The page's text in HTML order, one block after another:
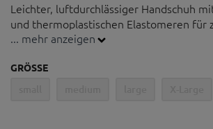
Leichter, luftdurchlässiger Handschuh
und thermoplastischen Elastomeren für
Schutz.
Luftdurchlässige Mesh-Einsätze auf
... mehr anzeigen
GRÖSSE